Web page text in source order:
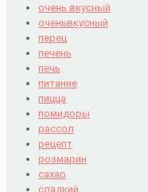
очень вкусный
оченьвкусный
перец
печень
печь
питание
пицца
помидоры
рассол
рецепт
розмарин
сахар
сладкий